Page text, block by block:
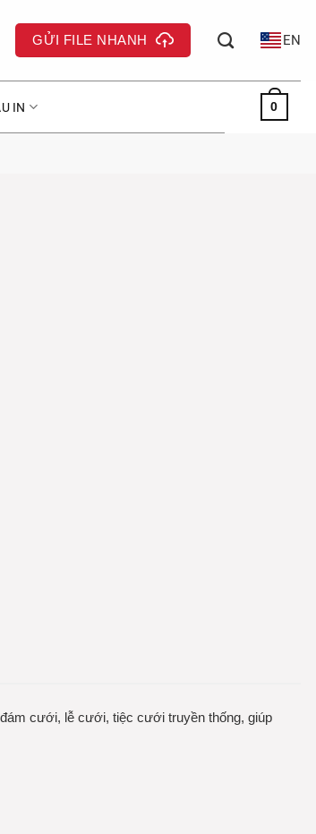
GỬI FILE NHANH EN
IN 0
cưới, lễ cưới, tiệc cưới truyền thống, giúp